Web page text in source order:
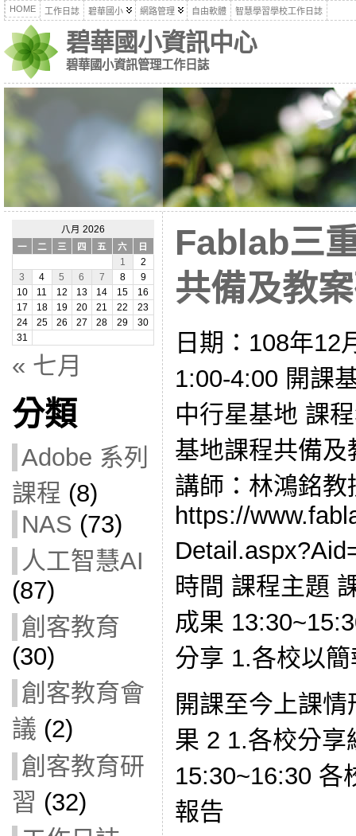
HOME 工作日誌 碧華國小 網路管理 自由軟體 智慧學習學校工作日誌
碧華國小資訊中心
碧華國小資訊管理工作日誌
八月 2026
一
二 三 四 五 六
日
1
2
3
4 5 6 7 8
9
10
11 12 13 14 15
16
17
18 19 20 21 22
23
24
25 26 27 28 29
30
31
« 七月
分類
Adobe 系列
課程 (8)
NAS (73)
人工智慧AI
(87)
創客教育
(30)
創客教育會
議 (2)
創客教育研
習 (32)
Fablab三
共備及教
日期：108年12
1:00-4:00 開課
中行星基地 課
基地課程共備
講師：林鴻銘
https://
時間 課程主題
成果
分享 1.各校以
開課至今上課
果 2 1.各校分享
15:30~16:30 各
報告